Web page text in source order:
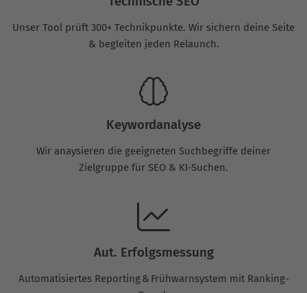
Unser Tool prüft 300+ Technikpunkte. Wir sichern deine Seite
& begleiten jeden Relaunch.
Keywordanalyse
Wir anaysieren die geeigneten Suchbegriffe deiner
Zielgruppe für SEO & KI-Suchen.
Aut. Erfolgsmessung
Automatisiertes Reporting & Frühwarnsystem mit Ranking-